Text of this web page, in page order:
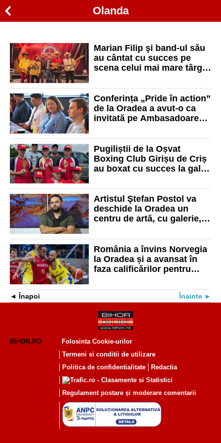
Olanda
Marian Filip şi band-ul său
au cântat cu succes pe
scena celui mai mare târg
Europa
Conferința „Pride în action”
de la Oradea a avut-o ca
invitată pe Ambasadoarea
România
Pugiliștii de la Oșvat
Boxing Club Girișu de Criș
au boxat cu succes la gala
Olanda
Artistul Ştefan Postol va
deschide la Oradea un
centru de artă, cu galerie,
România a învins Norvegia
la Oradea și a avansat în
faza calificărilor pentru
Înapoi Înainte
BIHON.RO
Folosinta Cookie-urilor
Termeni si conditii de utilizare
Politica de confidentialitate
Redactia
Regulament postare și moderare comentarii